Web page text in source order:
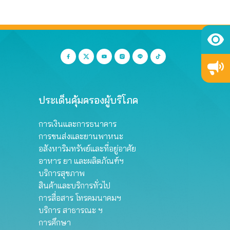
ประเด็นคุ้มครองผู้บริโภค
การเงินและการธนาคาร
การขนส่งและยานพาหนะ
อสังหาริมทรัพย์และที่อยู่อาศัย
อาหาร ยา และผลิตภัณฑ์ฯ
บริการสุขภาพ
สินค้าและบริการทั่วไป
การสื่อสาร โทรคมนาคมฯ
บริการ สาธารณะ ฯ
การศึกษา